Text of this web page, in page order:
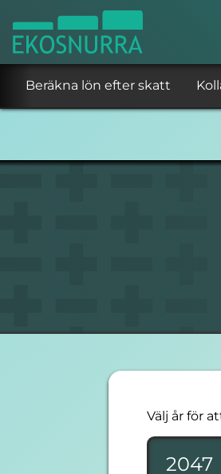
Beräkna lön efter skatt
Välj år för